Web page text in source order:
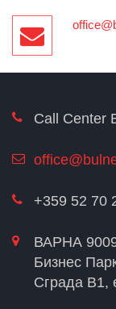
Call Center
+359 52 70
ВАРНА
Бизнес
Сграда В1,